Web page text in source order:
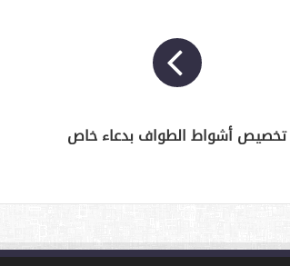
تخصيص أشواط الطواف بدعاء خاص